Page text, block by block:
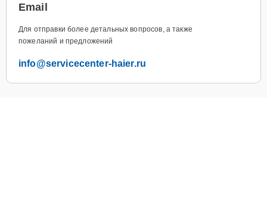
Email
Для отправки более детальных вопросов, а также
пожеланий и предложений
info@servicecenter-haier.ru